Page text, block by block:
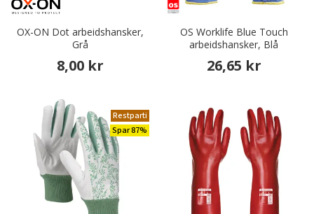
OX-ON Dot arbeidshansker,
Grå
8,00 kr
OS Worklife Blue Touch
arbeidshansker, Blå
26,65 kr
Restparti
Spar 87%